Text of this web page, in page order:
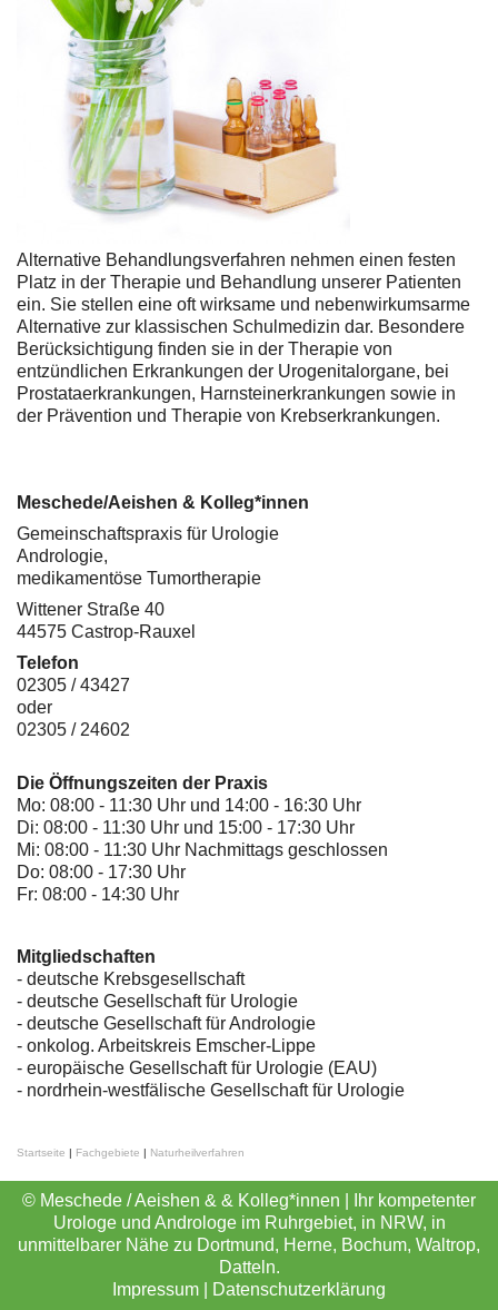
Alternative Behandlungsverfahren nehmen einen festen
Platz in der Therapie und Behandlung unserer Patienten
ein. Sie stellen eine oft wirksame und nebenwirkumsarme
Alternative zur klassischen Schulmedizin dar. Besondere
Berücksichtigung finden sie in der Therapie von
entzündlichen Erkrankungen der Urogenitalorgane, bei
Prostataerkrankungen, Harnsteinerkrankungen sowie in
der Prävention und Therapie von Krebserkrankungen.
Meschede/Aeishen & Kolleg*innen
Gemeinschaftspraxis für Urologie
Andrologie,
medikamentöse Tumortherapie
Wittener Straße 40
44575 Castrop-Rauxel
Telefon
02305 / 43427
oder
02305 / 24602
Die Öffnungszeiten der Praxis
Mo: 08:00 - 11:30 Uhr und 14:00 - 16:30 Uhr
Di: 08:00 - 11:30 Uhr und 15:00 - 17:30 Uhr
Mi: 08:00 - 11:30 Uhr Nachmittags geschlossen
Do: 08:00 - 17:30 Uhr
Fr: 08:00 - 14:30 Uhr
Mitgliedschaften
- deutsche Krebsgesellschaft
- deutsche Gesellschaft für Urologie
- deutsche Gesellschaft für Andrologie
- onkolog. Arbeitskreis Emscher-Lippe
- europäische Gesellschaft für Urologie (EAU)
- nordrhein-westfälische Gesellschaft für Urologie
Startseite | Fachgebiete | Naturheilverfahren
© Meschede / Aeishen & & Kolleg*innen | Ihr kompetenter
Urologe und Androloge im Ruhrgebiet, in NRW, in
unmittelbarer Nähe zu Dortmund, Herne, Bochum, Waltrop,
Datteln.
Impressum
Datenschutzerklärung